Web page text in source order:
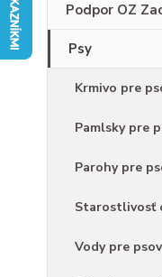
Podpor OZ
Psy
Krmivo pre
Pamlsky pre
Parohy pre
Starostlivosť
Vody pre psov